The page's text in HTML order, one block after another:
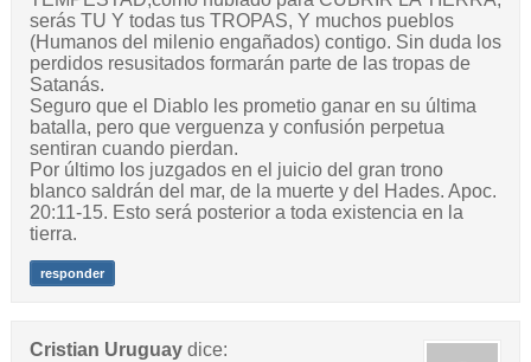
serás TU Y todas tus TROPAS, Y muchos pueblos
(Humanos del milenio engañados) contigo. Sin duda los
perdidos resusitados formarán parte de las tropas de
Satanás.
Seguro que el Diablo les prometio ganar en su última
batalla, pero que verguenza y confusión perpetua
sentiran cuando pierdan.
Por último los juzgados en el juicio del gran trono
blanco saldrán del mar, de la muerte y del Hades. Apoc.
20:11-15. Esto será posterior a toda existencia en la
tierra.
responder
Cristian Uruguay dice: